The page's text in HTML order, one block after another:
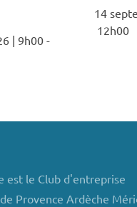
| 9h00 -
14
12h00
est le Club d'entreprise
Provence Ardèche